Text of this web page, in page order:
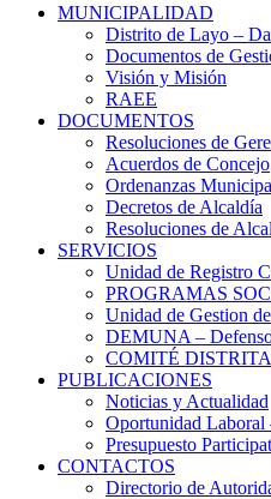
MUNICIPALIDAD
Distrito de Layo –
Documentos de
Visión y Misión
RAEE
DOCUMENTOS
Resoluciones de
Acuerdos de Concejo
Ordenanzas
Decretos de Alcaldía
Resoluciones de
SERVICIOS
Unidad de Registro
PROGRAMAS
Unidad de Gestion
DEMUNA –
COMITÉ
PUBLICACIONES
Noticias y Actualidad
Oportunidad Laboral
Presupuesto
CONTACTOS
Directorio de